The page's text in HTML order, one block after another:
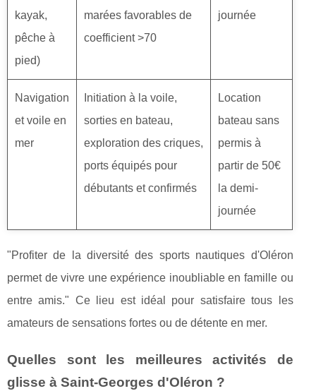
kayak,
pêche à
pied)
marées favorables de
coefficient >70
journée
Navigation
et voile en
mer
Initiation à la voile,
sorties en bateau,
exploration des criques,
ports équipés pour
débutants et confirmés
Location
bateau sans
permis à
partir de 50€
la demi-
journée
"Profiter de la diversité des sports nautiques d'Oléron
permet de vivre une expérience inoubliable en famille ou
entre amis." Ce lieu est idéal pour satisfaire tous les
amateurs de sensations fortes ou de détente en mer.
Quelles sont les meilleures activités de
glisse à Saint-Georges d'Oléron ?